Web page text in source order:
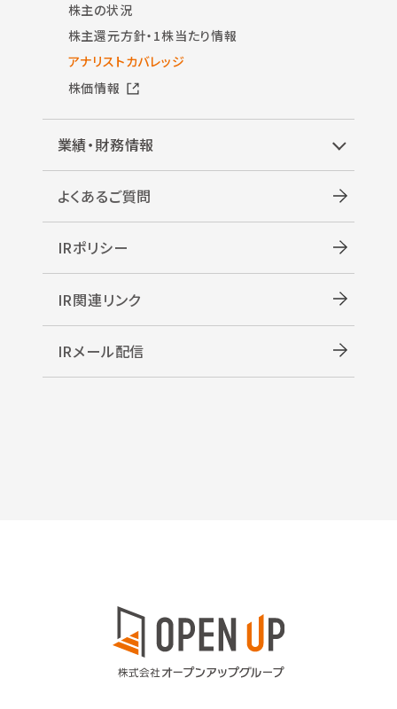
株主の状況
株主還元方針・1株当たり情報
アナリストカバレッジ
株価情報
業績・財務情報
よくあるご質問
IRポリシー
IR関連リンク
IRメール配信